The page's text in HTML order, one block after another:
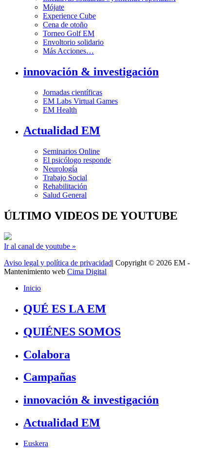
Mójate
Experience Cube
Cena de otoño
Torneo Golf EM
Envoltorio solidario
Más Acciones…
innovación & investigación
Jornadas científicas
EM Labs Virtual Games
EM Health
Actualidad EM
Seminarios Online
El psicólogo responde
Neurología
Trabajo Social
Rehabilitación
Salud General
ÚLTIMO VIDEOS DE YOUTUBE
Ir al canal de youtube »
Aviso legal y política de privacidad| Copyright © 2026 EM -
Mantenimiento web Cima Digital
Inicio
QUÉ ES LA EM
QUIÉNES SOMOS
Colabora
Campañas
innovación & investigación
Actualidad EM
Euskera